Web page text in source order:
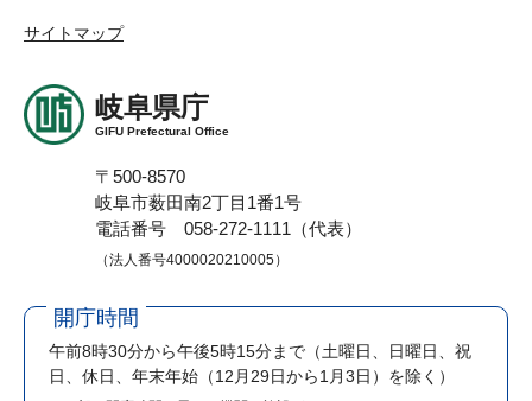
サイトマップ
岐阜県庁
GIFU Prefectural Office
〒500-8570
岐阜市薮田南2丁目1番1号
電話番号 058-272-1111（代表）
（法人番号4000020210005）
開庁時間
午前8時30分から午後5時15分まで （土曜日、日曜日、祝
日、休日、年末年始（12月29日から1月3日）を除く）